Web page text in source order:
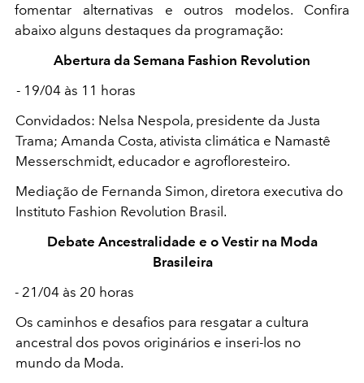
fomentar alternativas e outros modelos. Confira
abaixo alguns destaques da programação:
Abertura da Semana Fashion Revolution
- 19/04 às 11 horas
Convidados: Nelsa Nespola, presidente da Justa
Trama; Amanda Costa, ativista climática e Namastê
Messerschmidt, educador e agrofloresteiro.
Mediação de Fernanda Simon, diretora executiva do
Instituto Fashion Revolution Brasil.
Debate Ancestralidade e o Vestir na Moda
Brasileira
- 21/04 às 20 horas
Os caminhos e desafios para resgatar a cultura
ancestral dos povos originários e inseri-los no
mundo da Moda.